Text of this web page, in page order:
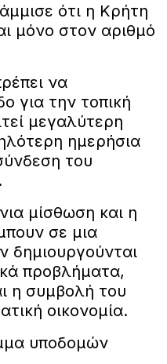
ότι η Κρήτη
μόνο στον αριθμό
να
για την τοπική
μεγαλύτερη
ημερήσια
του
μίσθωση και η
σε μια
δημιουργούνται
προβλήματα,
η συμβολή του
οικονομία.
υποδομών